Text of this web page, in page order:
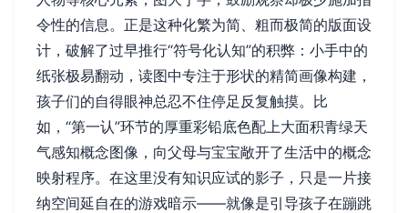
令性的信息。正是这种化繁为简、粗而极简的版面设
计，破解了过早推行“符号化认知”的积弊：小手中的
纸张极易翻动，读图中专注于形状的精简画像构建，
孩子们的自得眼神总忍不住停足反复触摸。比
如，“第一认”环节的厚重彩铅底色配上大面积青绿天
气感知概念图像，向父母与宝宝敞开了生活中的概念
映射程序。在这里没有知识应试的影子，只是一片接
纳空间延自在的游戏暗示——就像是引导孩子在蹦跳